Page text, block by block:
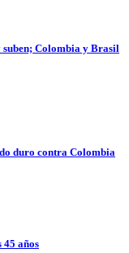
Colombia y Brasil
duro contra Colombia
45 años